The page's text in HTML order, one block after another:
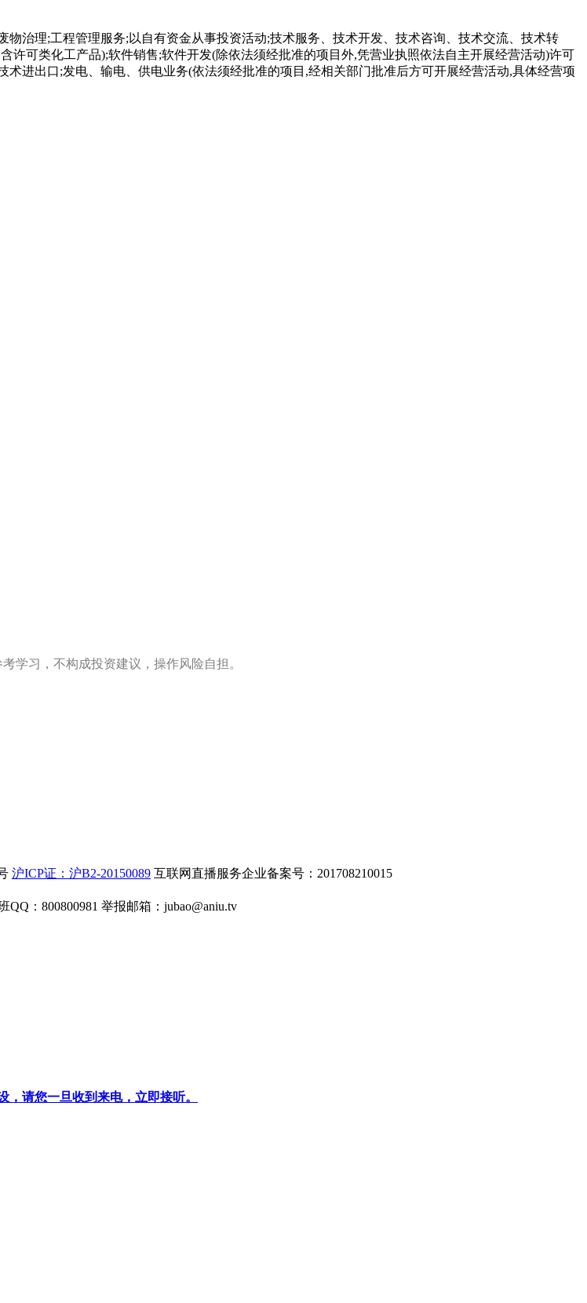
治理;工程管理服务;以自有资金从事投资活动;技术服务、技术开发、技术咨询、技术交流、技术转
许可类化工产品);软件销售;软件开发(除依法须经批准的项目外,凭营业执照依法自主开展经营活动)许可
进出口;发电、输电、供电业务(依法须经批准的项目,经相关部门批准后方可开展经营活动,具体经营项
学习，不构成投资建议，操作风险自担。
沪ICP证：沪B2-20150089 互联网直播服务企业备案号：201708210015
QQ：800800981 举报邮箱： jubao@aniu.tv
请您一旦收到来电，立即接听。